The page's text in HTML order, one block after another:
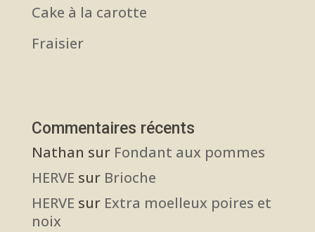
Cake à la carotte
Fraisier
Commentaires récents
Nathan sur Fondant aux pommes
HERVE sur Brioche
HERVE sur Extra moelleux poires et
noix